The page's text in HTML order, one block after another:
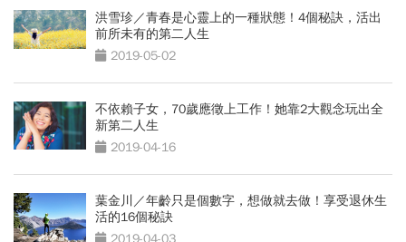
洪雪珍／青春是心靈上的一種狀態！4個秘訣，活出
前所未有的第二人生
2019-05-02
不依賴子女，70歲應徵上工作！她靠2大觀念玩出全
新第二人生
2019-04-16
葉金川／年齡只是個數字，想做就去做！享受退休生
活的16個秘訣
2019-04-03